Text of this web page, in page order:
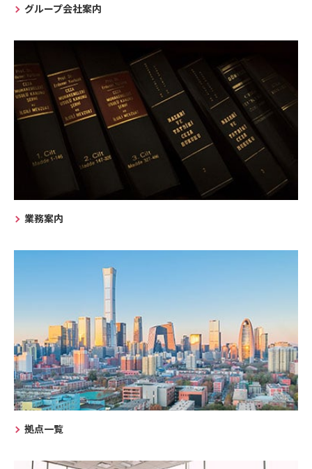
グループ会社案内
業務案内
拠点一覧